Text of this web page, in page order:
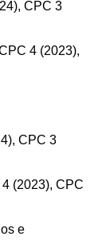
CPC 3
4 (2023),
CPC 3
(2023), CPC
e